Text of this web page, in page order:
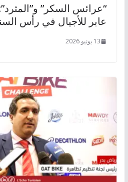
“عرائس السكر”
عابر للأجيال في رأس
13 يونيو 2026